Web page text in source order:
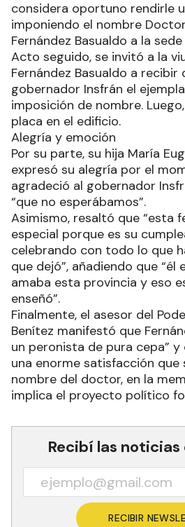
considera oportuno rendirle
imponiendo el nombre
Fernández Basualdo a la
Acto seguido, se invitó a la
Fernández Basualdo a recibir
gobernador Insfrán el
imposición de nombre.
placa en el edificio.
Alegría y emoción
Por su parte, su hija María
expresó su alegría por el
agradeció al gobernador
“que no esperábamos”.
Asimismo, resaltó que “esta
especial porque es su
celebrando con todo lo que
que dejó”, añadiendo que “él
amaba esta provincia y eso
enseñó”.
Finalmente, el asesor del
Benítez manifestó que
un peronista de pura cepa” y
una enorme satisfacción que
nombre del doctor, en la
implica el proyecto político
Recibí las
RECIBIR